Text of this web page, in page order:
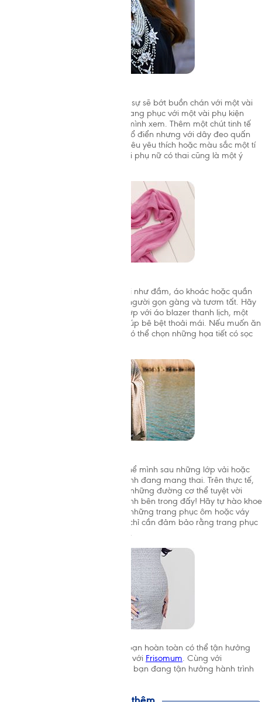
Những bộ trang phục công sở lịch sự sẽ bớt buồn chán với một vài
điểm nhấn nổi bật, hãy thử phối trang phục với một vài phụ kiện
trang nhã nhưng đầy cá tính của mình xem. Thêm một chút tinh tế
bằng một chiếc đồng hồ đeo tay cổ điển nhưng với dây đeo quấn
tay lạ mắt, buộc một chiếc khăn thêu yêu thích hoặc màu sắc một tí
với nước sơn móng tay an toàn với phụ nữ có thai cũng là một ý
Khi chọn những trang phục hơi dài như đầm, áo khoác hoặc quần
dài có thể giúp bạn có một dáng người gọn gàng và tươm tất. Hãy
thử một chiếc đầm maxi dài kết hợp với áo blazer thanh lịch, một
chiếc vòng cổ cá tính và một đôi búp bê bệt thoải mái. Nếu muốn ăn
gian để mình trông gọn hơn bạn có thể chọn những họa tiết có sọc
Bạn không cần phải che giấu cơ thể mình sau những lớp vải hoặc
quần áo rộng thùng thình chỉ vì mình đang mang thai. Trên thực tế,
mang thai là lúc lý tưởng để khoe những đường cơ thể tuyệt vời
chứa đựng sự sống đang hình thành bên trong đấy! Hãy tự hào khoe
chiếc bụng tuyệt đẹp của bạn với những trang phục ôm hoặc váy
bút chì. Chẳng cần quy tắc gì cả, chỉ cần đảm bảo rằng trang phục
co giãn thoải mái khi mặc là được.
Cho dù bạn thích phong cách gì, bạn hoàn toàn có thể tận hưởng
thai kì của mình một cách trọn vẹn với Frisomum. Cùng với
Frisomum, hãy cho mọi người thấy bạn đang tận hưởng hành trình